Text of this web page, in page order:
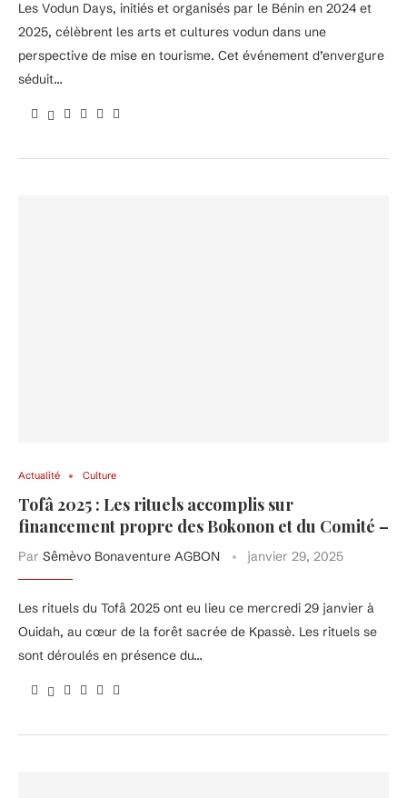
Les Vodun Days, initiés et organisés par le Bénin en 2024 et
2025, célèbrent les arts et cultures vodun dans une
perspective de mise en tourisme. Cet événement d’envergure
séduit…
Actualité Culture
Tofâ 2025 : Les rituels accomplis sur
financement propre des Bokonon et du Comité –
Par Sêmèvo Bonaventure AGBON janvier 29, 2025
Les rituels du Tofâ 2025 ont eu lieu ce mercredi 29 janvier à
Ouidah, au cœur de la forêt sacrée de Kpassè. Les rituels se
sont déroulés en présence du…